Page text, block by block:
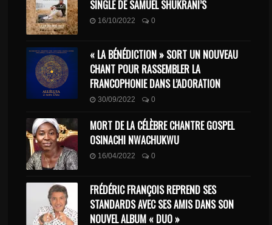
SINGLE DE SAMUEL SHUKRANI’S
16/10/2022 0
« LA BÉNÉDICTION » SORT UN NOUVEAU
CHANT POUR RASSEMBLER LA
FRANCOPHONIE DANS L’ADORATION
30/09/2022 0
MORT DE LA CÉLÈBRE CHANTRE GOSPEL
OSINACHI NWACHUKWU
16/04/2022 0
FRÉDÉRIC FRANÇOIS REPREND SES
STANDARDS AVEC SES AMIS DANS SON
NOUVEL ALBUM « DUO »